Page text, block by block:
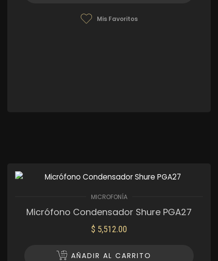
Mis Favoritos
MICROFONÍA
Micrófono Condensador Shure PGA27
$ 5,512.00
AÑADIR AL CARRITO